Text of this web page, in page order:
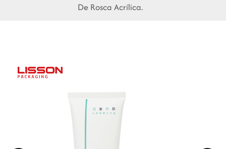
português
De Rosca Acrílica.